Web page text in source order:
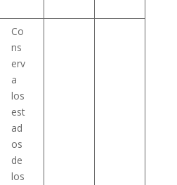
Co
ns
erv
a
los
est
ad
os
de
los